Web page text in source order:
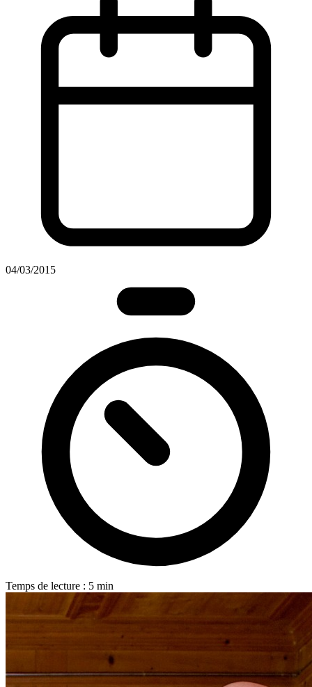
04/03/2015
Temps de lecture : 5 min